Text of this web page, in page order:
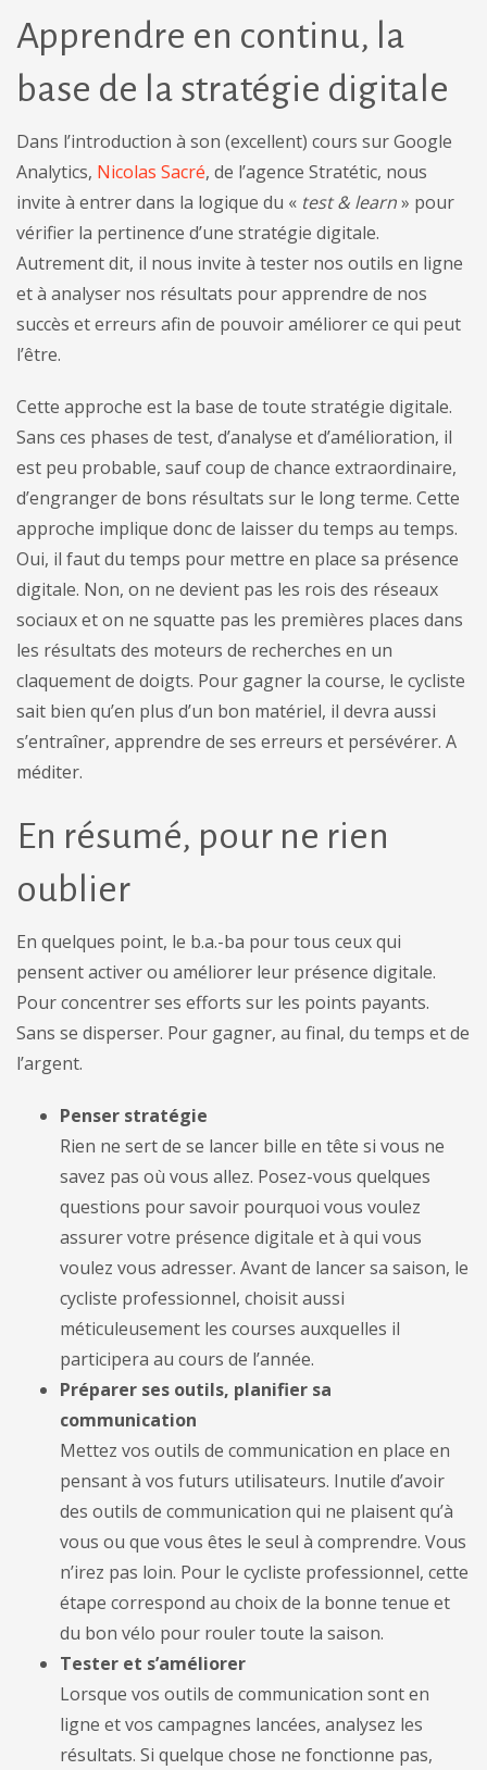
Apprendre en continu, la
base de la stratégie digitale
Dans l’introduction à son (excellent) cours sur Google
Analytics, Nicolas Sacré, de l’agence Stratétic, nous
invite à entrer dans la logique du « test & learn» pour
vérifier la pertinence d’une stratégie digitale.
Autrement dit, il nous invite à tester nos outils en ligne
et à analyser nos résultats pour apprendre de nos
succès et erreurs afin de pouvoir améliorer ce qui peut
l’être.
Cette approche est la base de toute stratégie digitale.
Sans ces phases de test, d’analyse et d’amélioration, il
est peu probable, sauf coup de chance extraordinaire,
d’engranger de bons résultats sur le long terme. Cette
approche implique donc de laisser du temps au temps.
Oui, il faut du temps pour mettre en place sa présence
digitale. Non, on ne devient pas les rois des réseaux
sociaux et on ne squatte pas les premières places dans
les résultats des moteurs de recherches en un
claquement de doigts. Pour gagner la course, le cycliste
sait bien qu’en plus d’un bon matériel, il devra aussi
s’entraîner, apprendre de ses erreurs et persévérer. A
méditer.
En résumé, pour ne rien
oublier
En quelques point, le b.a.-ba pour tous ceux qui
pensent activer ou améliorer leur présence digitale.
Pour concentrer ses efforts sur les points payants.
Sans se disperser. Pour gagner, au final, du temps et de
l’argent.
Penser stratégie
Rien ne sert de se lancer bille en tête si vous ne
savez pas où vous allez. Posez-vous quelques
questions pour savoir pourquoi vous voulez
assurer votre présence digitale et à qui vous
voulez vous adresser. Avant de lancer sa saison, le
cycliste professionnel, choisit aussi
méticuleusement les courses auxquelles il
participera au cours de l’année.
Préparer ses outils, planifier sa
communication
Mettez vos outils de communication en place en
pensant à vos futurs utilisateurs. Inutile d’avoir
des outils de communication qui ne plaisent qu’à
vous ou que vous êtes le seul à comprendre. Vous
n’irez pas loin. Pour le cycliste professionnel, cette
étape correspond au choix de la bonne tenue et
du bon vélo pour rouler toute la saison.
Tester et s’améliorer
Lorsque vos outils de communication sont en
ligne et vos campagnes lancées, analysez les
résultats. Si quelque chose ne fonctionne pas,